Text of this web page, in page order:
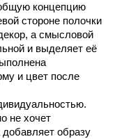
концепцию
стороне полочки
а смысловой
и выделяет её
и цвет после
не хочет
образу